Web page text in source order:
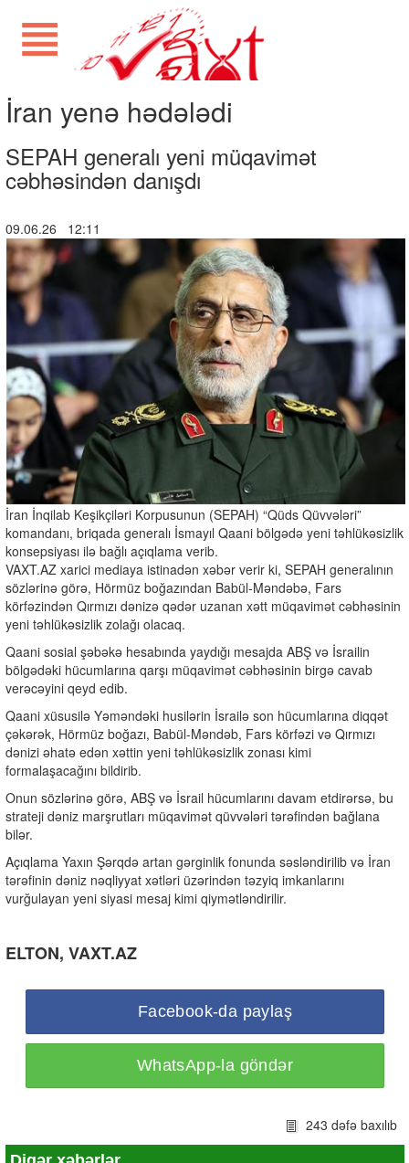
İran yenə hədələdi
SEPAH generalı yeni müqavimət
cəbhəsindən danışdı
09.06.26 12:11
İran İnqilab Keşikçiləri Korpusunun (SEPAH) “Qüds Qüvvələri”
komandanı, briqada generalı İsmayıl Qaani bölgədə yeni təhlükəsizlik
konsepsiyası ilə bağlı açıqlama verib.
VAXT.AZ xarici mediaya istinadən xəbər verir ki, SEPAH generalının
sözlərinə görə, Hörmüz boğazından Babül-Məndəbə, Fars
körfəzindən Qırmızı dənizə qədər uzanan xətt müqavimət cəbhəsinin
yeni təhlükəsizlik zolağı olacaq.
Qaani sosial şəbəkə hesabında yaydığı mesajda ABŞ və İsrailin
bölgədəki hücumlarına qarşı müqavimət cəbhəsinin birgə cavab
verəcəyini qeyd edib.
Qaani xüsusilə Yəməndəki husilərin İsrailə son hücumlarına diqqət
çəkərək, Hörmüz boğazı, Babül-Məndəb, Fars körfəzi və Qırmızı
dənizi əhatə edən xəttin yeni təhlükəsizlik zonası kimi
formalaşacağını bildirib.
Onun sözlərinə görə, ABŞ və İsrail hücumlarını davam etdirərsə, bu
strateji dəniz marşrutları müqavimət qüvvələri tərəfindən bağlana
bilər.
Açıqlama Yaxın Şərqdə artan gərginlik fonunda səsləndirilib və İran
tərəfinin dəniz nəqliyyat xətləri üzərindən təzyiq imkanlarını
vurğulayan yeni siyasi mesaj kimi qiymətləndirilir.
ELTON, VAXT.AZ
Facebook-da paylaş
WhatsApp-la göndər
243 dəfə baxılıb